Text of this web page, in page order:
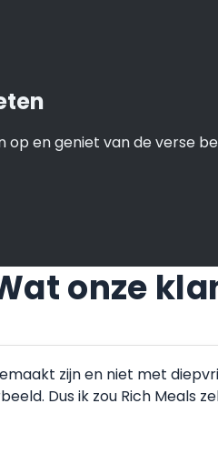
op en geniet van de verse
onze
zijn en niet met
Dus ik zou Rich Meals